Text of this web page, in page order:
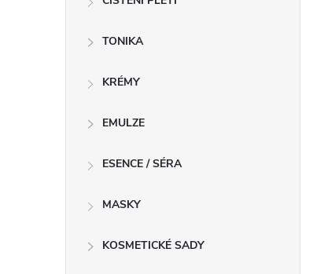
TONIKA
KRÉMY
EMULZE
ESENCE / SÉRA
MASKY
KOSMETICKÉ SADY